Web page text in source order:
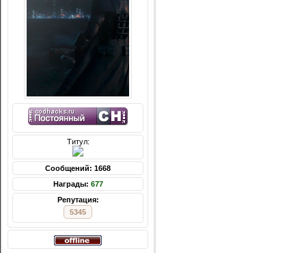
Титул:
Сообщений: 1668
Награды: 677
Репутация:
5345